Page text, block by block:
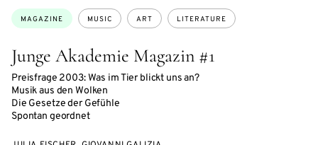
Junge Akademie Magazin #1
Preisfrage 2003: Was im Tier blickt uns an?
Musik aus den Wolken
Die Gesetze der Gefühle
Spontan geordnet
Topics:
MAGAZINE MUSIC ART LITERATURE